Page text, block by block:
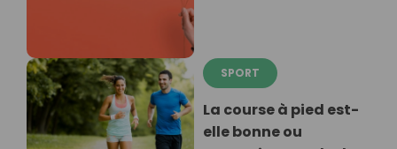
SPORT
La course à pied est-
elle bonne ou